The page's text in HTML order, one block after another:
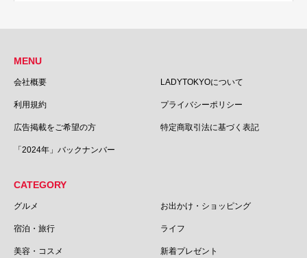
MENU
会社概要 LADYTOKYOについて
利用規約 プライバシーポリシー
広告掲載をご希望の方 特定商取引法に基づく表記
「2024年」バックナンバー
CATEGORY
グルメ お出かけ・ショッピング
宿泊・旅行 ライフ
美容・コスメ 新着プレゼント